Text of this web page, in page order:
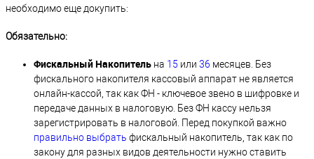
необходимо еще докупить:
Обязательно:
Фискальный Накопитель на 15 или 36 месяцев. Без
фискального накопителя кассовый аппарат не является
онлайн-кассой, так как ФН - ключевое звено в шифровке и
передаче данных в налоговую. Без ФН кассу нельзя
зарегистрировать в налоговой. Перед покупкой важно
правильно выбрать фискальный накопитель, так как по
закону для разных видов деятельности нужно ставить